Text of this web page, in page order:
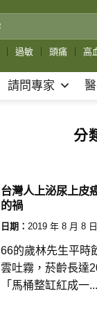
過敏 頭痛 高
請問專家
分
台灣人上泌尿上皮
的禍
日期： 2019 年 8 月 8 日
66的歲林先生平時
雲吐霧，菸齡長達
「馬桶整缸紅成一...